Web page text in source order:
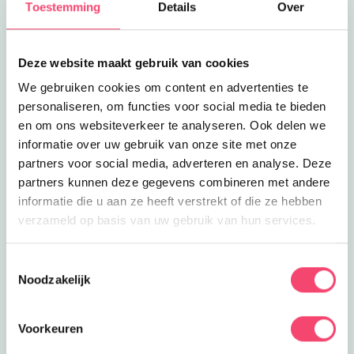
Toestemming Details Over
Deze website maakt gebruik van cookies
We gebruiken cookies om content en advertenties te
personaliseren, om functies voor social media te bieden
en om ons websiteverkeer te analyseren. Ook delen we
informatie over uw gebruik van onze site met onze
partners voor social media, adverteren en analyse. Deze
partners kunnen deze gegevens combineren met andere
informatie die u aan ze heeft verstrekt of die ze hebben
verzameld op basis van uw gebruik van hun services.
Noodzakelijk
Voorkeuren
1.1 km
The Woopers MBX & MTB
Stoere jongens en meisjes crossen
met The Woopers op de fiets of
mountainbike over een baan!
1.4
Zwemfeestje in Berlicum
Een spetterend kinderfeestje houd je
bij Zwemschool De Hoefsevonder
Totaal in Berlicum.
Lees meer Zwemfeestje in Berlicum
1.4 km
Clubjes
Leer zwemmen in Berlicum
Hoefsevonder Totaal in Berlicum.
Lees meer Leer zwemmen in Berlicum
Sluiten